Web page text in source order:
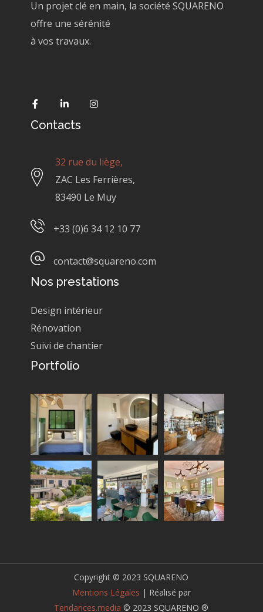
Un projet clé en main, la société SQUARENO
offre une sérénité
à vos travaux.
Contacts
32 rue du liège,
ZAC Les Ferrières,
83490 Le Muy
+33 (0)6 34 12 10 77
contact@squareno.com
Nos prestations
Design intérieur
Rénovation
Suivi de chantier
Portfolio
Copyright © 2023 SQUARENO
Mentions Légales | Réalisé par
Tendances.media © 2023 SQUARENO ®